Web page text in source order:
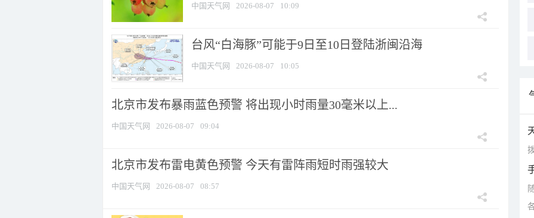
中国天气网 2026-08-07 10:09
台风“白海豚”可能于9日至10日登陆浙闽沿海
中国天气网 2026-08-07 10:05
北京市发布暴雨蓝色预警 将出现小时雨量30毫米以上...
中国天气网 2026-08-07 09:04
北京市发布雷电黄色预警 今天有雷阵雨短时雨强较大
中国天气网 2026-08-07 08:57